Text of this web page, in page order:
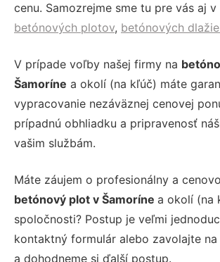
cenu. Samozrejme sme tu pre vás aj
betónových plotov, betónových
V prípade voľby našej firmy na
Šamoríne a okolí (na kľúč) máte
vypracovanie nezáväznej cenovej
prípadnú obhliadku a pripravenosť
vašim službám.
Máte záujem o profesionálny a
betónový plot v Šamoríne a okolí (na
spoločnosti? Postup je veľmi
kontaktný formulár alebo zavolajte
a dohodneme si ďalší postup.